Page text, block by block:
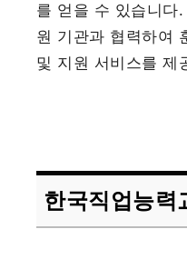
를 얻을 수 있습니다
원 기관과 협력하여
및 지원 서비스를 제
한국직업능력